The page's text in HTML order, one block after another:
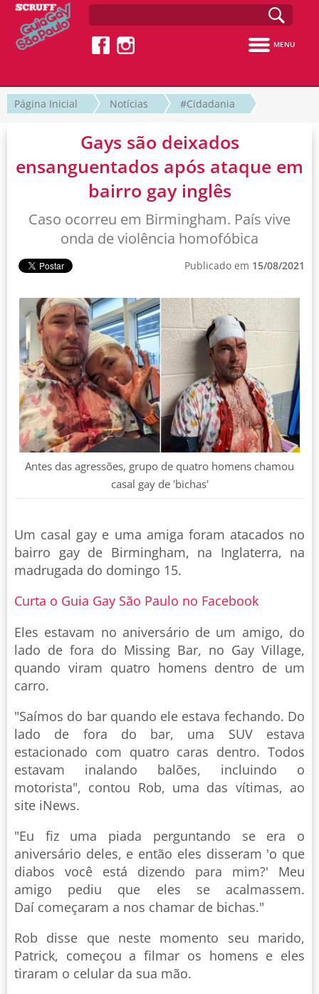
MENU
Página Inicial Notícias #Cidadania
Gays são deixados
ensanguentados após ataque em
bairro gay inglês
Caso ocorreu em Birmingham. País vive
onda de violência homofóbica
Publicado em 15/08/2021
Antes das agressões, grupo de quatro homens chamou
casal gay de 'bichas'
Um casal gay e uma amiga foram atacados no
bairro gay de Birmingham, na Inglaterra, na
madrugada do domingo 15.
Curta o Guia Gay São Paulo no Facebook
Eles estavam no aniversário de um amigo, do
lado de fora do Missing Bar, no Gay Village,
quando viram quatro homens dentro de um
carro.
"Saímos do bar quando ele estava fechando. Do
lado de fora do bar, uma SUV estava
estacionado com quatro caras dentro. Todos
estavam inalando balões, incluindo o
motorista", contou Rob, uma das vítimas, ao
site iNews.
"Eu fiz uma piada perguntando se era o
aniversário deles, e então eles disseram 'o que
diabos você está dizendo para mim?' Meu
amigo pediu que eles se acalmassem.
Daí começaram a nos chamar de bichas."
Rob disse que neste momento seu marido,
Patrick, começou a filmar os homens e eles
tiraram o celular da sua mão.